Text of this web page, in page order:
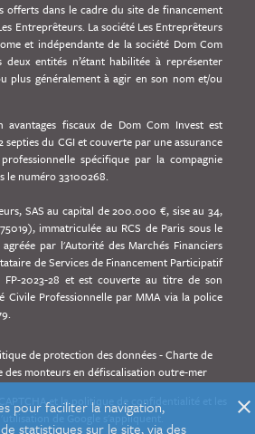
offerts dans le cadre du site de financement
Entreprêteurs. La société Les Entreprêteurs
et indépendante de la société Dom Com
deux entités n’étant habilitée à représenter
plus généralement à agir en son nom et/ou
avantages fiscaux de Dom Com Invest est
septies du CGI et couverte par une assurance
spécifique par la compagnie
le numéro 33100268.
SAS au capital de 200.000 €, sise au 34,
immatriculée au RCS de Paris sous le
par l'Autorité des Marchés Financiers
de Services de Financement Participatif
FP-2023-28 et est couverte au titre de son
Civile Professionnelle par MMA via la police
de protection des données-Charte de
des monteurs en défiscalisation outre-mer
et
la politique de confidentialité
de Google s'appliquent.
pour faciliter la navigation,
statistiques sur le site, via des
close